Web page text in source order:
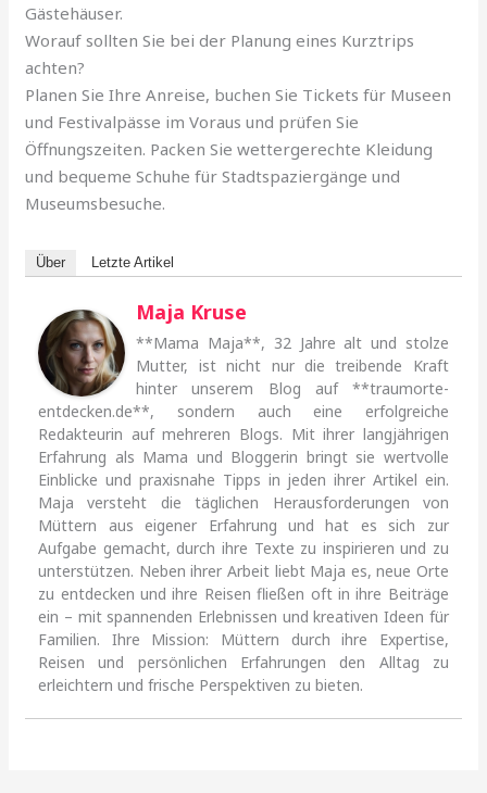
Gästehäuser.
Worauf sollten Sie bei der Planung eines Kurztrips
achten?
Planen Sie Ihre Anreise, buchen Sie Tickets für Museen
und Festivalpässe im Voraus und prüfen Sie
Öffnungszeiten. Packen Sie wettergerechte Kleidung
und bequeme Schuhe für Stadtspaziergänge und
Museumsbesuche.
Über Letzte Artikel
Maja Kruse
**Mama Maja**, 32 Jahre alt und stolze
Mutter, ist nicht nur die treibende Kraft
hinter unserem Blog auf **traumorte-
entdecken.de**, sondern auch eine erfolgreiche
Redakteurin auf mehreren Blogs. Mit ihrer langjährigen
Erfahrung als Mama und Bloggerin bringt sie wertvolle
Einblicke und praxisnahe Tipps in jeden ihrer Artikel ein.
Maja versteht die täglichen Herausforderungen von
Müttern aus eigener Erfahrung und hat es sich zur
Aufgabe gemacht, durch ihre Texte zu inspirieren und zu
unterstützen. Neben ihrer Arbeit liebt Maja es, neue Orte
zu entdecken und ihre Reisen fließen oft in ihre Beiträge
ein – mit spannenden Erlebnissen und kreativen Ideen für
Familien. Ihre Mission: Müttern durch ihre Expertise,
Reisen und persönlichen Erfahrungen den Alltag zu
erleichtern und frische Perspektiven zu bieten.